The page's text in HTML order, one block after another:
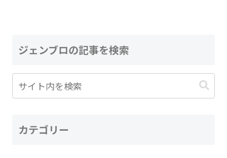
ジェンブロの記事を検索
カテゴリー